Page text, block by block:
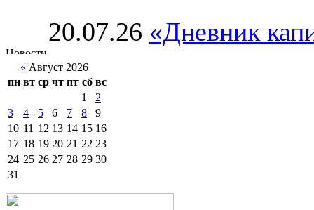
20.07.26 «Дневник
« Август 2026
пн вт ср чт пт сб вс
1
2
3
4 5 6 7 8
9
10 11 12 13 14 15 16
17 18 19 20 21 22 23
24 25 26 27 28 29 30
31